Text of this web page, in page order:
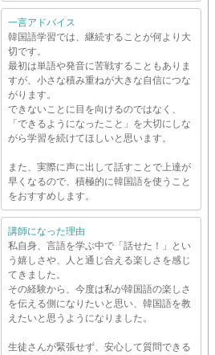
一言アドバイス
韓国語学習では、継続することが何より大
切です。
最初は単語や発音に苦戦することもありま
すが、小さな積み重ねが大きな自信につな
がります。
できないことに目を向けるのではなく、
「できるようになったこと」を大切にしな
がら学習を続けてほしいと思います。
また、実際に声に出して話すことで上達が
早くなるので、積極的に韓国語を使うこと
をおすすめします。
講師になった理由
私自身、言語を学ぶ中で「話せた！」とい
う嬉しさや、人と通じ合える楽しさを感じ
てきました。
その経験から、今度は私が韓国語の楽しさ
を伝える側になりたいと思い、韓国語を教
えたいと思うようになりました。
生徒さんが緊張せず、安心して質問できる